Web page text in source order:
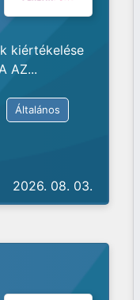
kiértékelése
AZ...
Általános
2026. 08. 03.